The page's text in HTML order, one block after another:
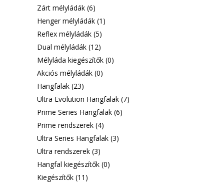
Zárt mélyládák (6)
Henger mélyládák (1)
Reflex mélyládák (5)
Dual mélyládák (12)
Mélyláda kiegészítők (0)
Akciós mélyládák (0)
Hangfalak (23)
Ultra Evolution Hangfalak (7)
Prime Series Hangfalak (6)
Prime rendszerek (4)
Ultra Series Hangfalak (3)
Ultra rendszerek (3)
Hangfal kiegészítők (0)
Kiegészítők (11)